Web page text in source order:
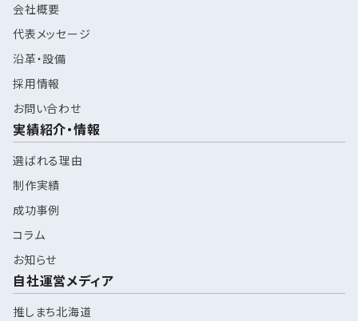
会社概要
代表メッセージ
沿革・設備
採用情報
お問い合わせ
実績紹介・情報
選ばれる理由
制作実績
成功事例
コラム
お知らせ
自社運営メディア
推しまち北海道